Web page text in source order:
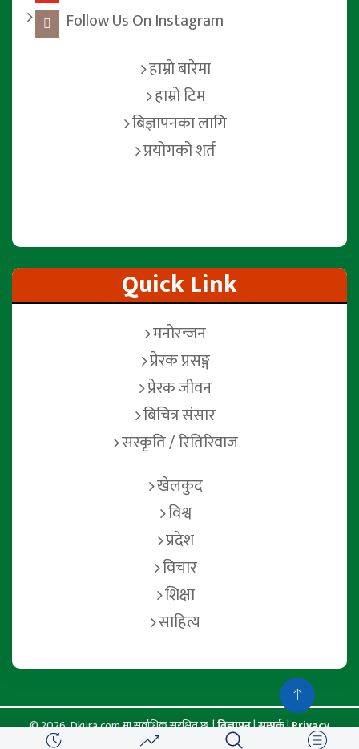
Follow Us On Instagram
हाम्रो बारेमा
हाम्रो टिम
बिज्ञापनका लागि
प्रयोगको शर्त
Quick Link
मनोरन्जन
प्रेरक प्रसङ्ग
प्रेरक जीवन
बिचित्र संसार
संस्कृति / रितिरिवाज
खेलकुद
विश्व
प्रदेश
विचार
शिक्षा
साहित्य
© 2026: Dkura.com मा सर्वाधिक सुरक्षित छ. |बिज्ञापन|सम्पर्क|Privacy